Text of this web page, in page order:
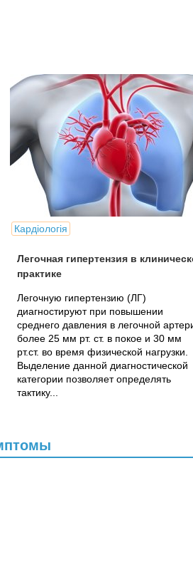
Кардіологія
Легочная гипертензия в
практике
Легочную гипертензию (ЛГ)
диагностируют при повышении
среднего давления в легочной
более 25 мм рт. ст. в покое и 30 мм
рт.ст. во время физической нагрузки.
Выделение данной диагностической
категории позволяет определять
тактику...